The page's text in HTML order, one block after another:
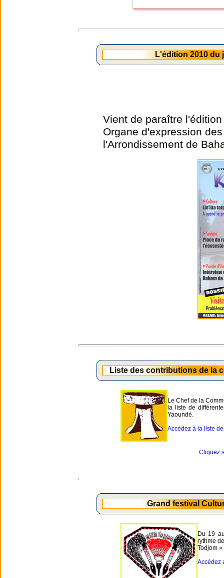
L'édition 2010 du
Vient de paraître
Organe d'expression
l'Arrondissement de
Liste des contributions de la
Le Chef de la
la liste de
Yaoundé.
Accédez à la liste
Cliquez
Grand festival
Du 19
rythme
Todjom »
Accédez